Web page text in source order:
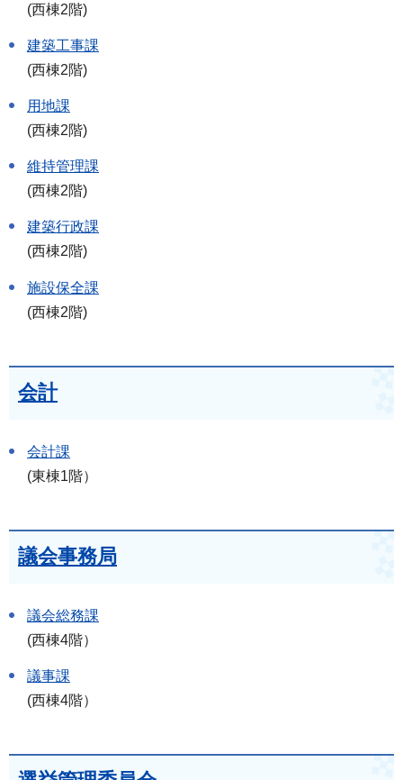
(西棟2階)
建築工事課
(西棟2階)
用地課
(西棟2階)
維持管理課
(西棟2階)
建築行政課
(西棟2階)
施設保全課
(西棟2階)
会計
会計課
(東棟1階）
議会事務局
議会総務課
(西棟4階）
議事課
(西棟4階）